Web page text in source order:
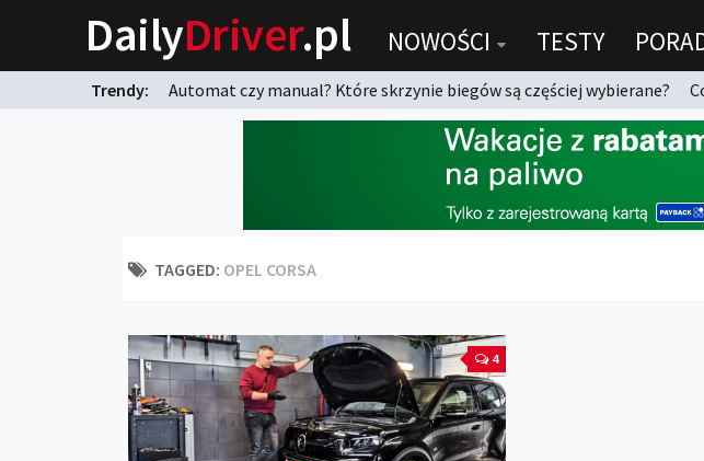
DailyDriver.pl NOWOŚCI TESTY
Trendy: Automat czy manual? Które skrzynie biegów są częściej wybierane?
TAGGED: OPEL CORSA
4